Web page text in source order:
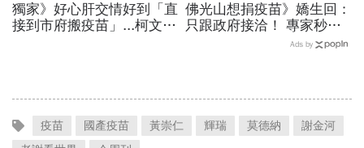
獨家》好心肝交情好到「直
接到市府搬疫苗」...柯文哲
佛光山想捐疫苗》嬌生回：
只跟政府接洽！ 專家秒解
Ads by
疫苗 國產疫苗 黃崇仁 輝瑞 莫德納
謝金河